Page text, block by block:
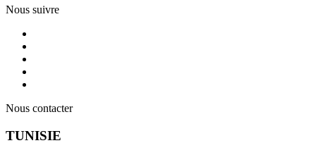
Nous suivre
Nous contacter
TUNISIE